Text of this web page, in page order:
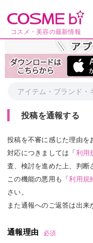
コスメ・美容の最新情報
投稿を通報する
投稿を不審に感じた理由を
対応につきましては「利用
査、検討を進めた上、判断
この機能の悪用も「利用規
さい。
また通報へのご返答は出来
通報理由 必須